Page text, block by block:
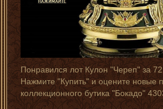
Понравился лот Кулон "Череп" за
Нажмите "Купить" и оцените новые
коллекционного бутика "Бокадо"